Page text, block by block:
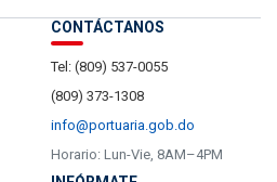
CONTÁCTANOS
Tel: (809) 537-0055
(809) 373-1308
info@portuaria.gob.do
Horario: Lun-Vie, 8AM–4PM